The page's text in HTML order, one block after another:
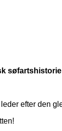
efter den